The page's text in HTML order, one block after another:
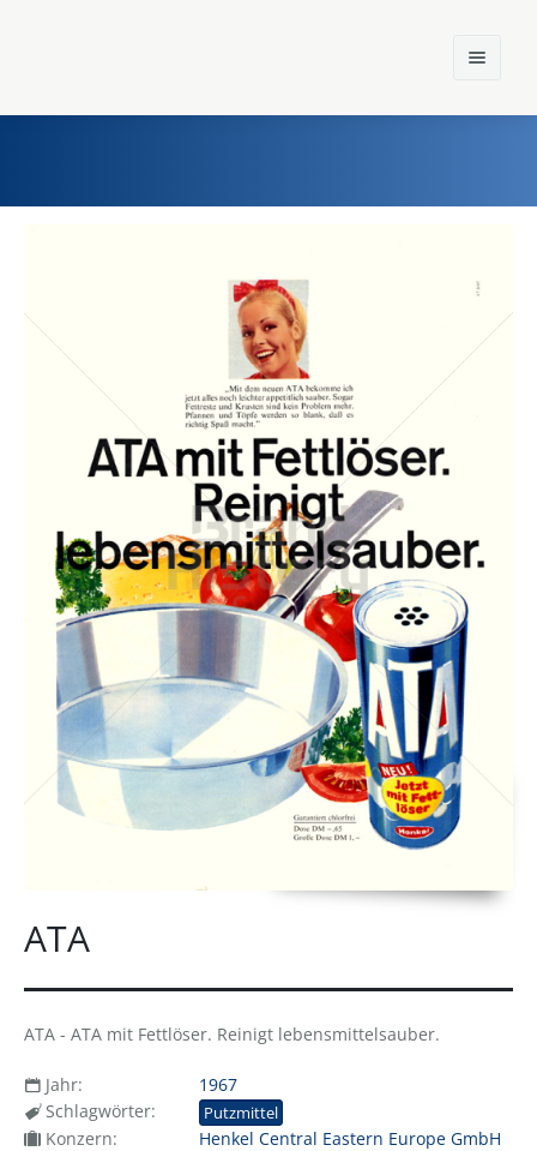
Marken
Konzerne
ATA
ATA - ATA mit Fettlöser. Reinigt lebensmittelsauber.
Jahr:
1967
Schlagwörter:
Putzmittel
Konzern:
Henkel Central Eastern Europe GmbH